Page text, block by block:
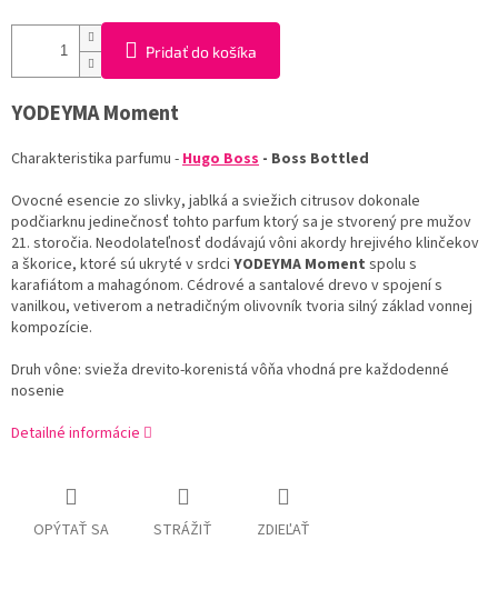
Pridať do košíka
YODEYMAMoment
Charakteristika parfumu -HugoBoss - Boss Bottled
Ovocné esencie zo slivky, jablká a sviežich citrusovdokonale
podčiarknu jedinečnosť tohto parfum ktorýsa je stvorenýpre mužov
21. storočia. Neodolateľnosť dodávajú vôni akordyhrejivého klinčekov
a škorice, ktoré sú ukryté v srdci YODEYMA Moment spolu s
karafiátom a mahagónom. Cédrové a santalové drevo v spojenís
vanilkou, vetiverom a netradičným olivovníktvoria silný základ vonnej
kompozície.
Druh vône: svieža drevito-korenistá vôňa vhodná pre každodenné
nosenie
Detailné informácie
OPÝTAŤ SA STRÁŽIŤ ZDIEĽAŤ